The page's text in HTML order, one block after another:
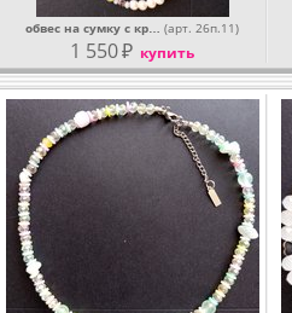
обвес на сумку с кр… (арт. 26п.11)
1 550₽ купить